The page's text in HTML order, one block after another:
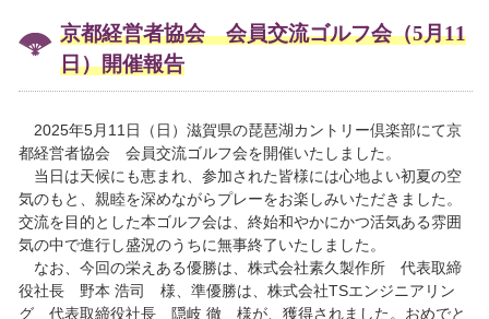
京都経営者協会 会員交流ゴルフ会（5月11
日）開催報告
2025年5月11日（日）滋賀県の琵琶湖カントリー倶楽部にて京
都経営者協会 会員交流ゴルフ会を開催いたしました。
当日は天候にも恵まれ、参加された皆様には心地よい初夏の空
気のもと、親睦を深めながらプレーをお楽しみいただきました。
交流を目的とした本ゴルフ会は、終始和やかにかつ活気ある雰囲
気の中で進行し盛況のうちに無事終了いたしました。
なお、今回の栄えある優勝は、株式会社素久製作所 代表取締
役社長 野本 浩司 様、準優勝は、株式会社TSエンジニアリン
グ 代表取締役社長 隠岐 徹 様が、獲得されました。おめでと